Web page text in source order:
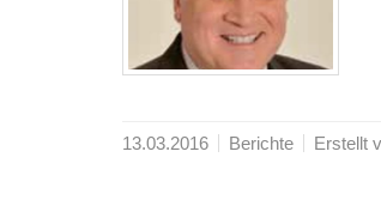
13.03.2016 Berichte Erstellt